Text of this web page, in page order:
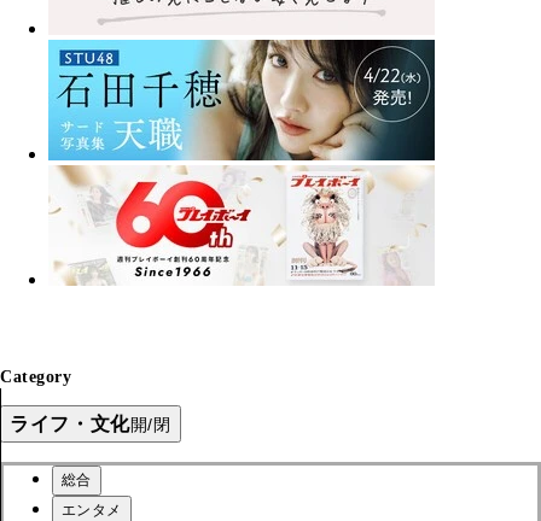
Category
ライフ・文化開/閉
総合
エンタメ